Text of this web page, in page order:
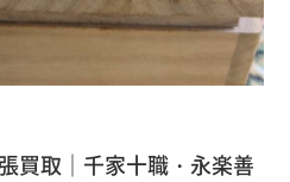
買取｜千家十職・永楽善